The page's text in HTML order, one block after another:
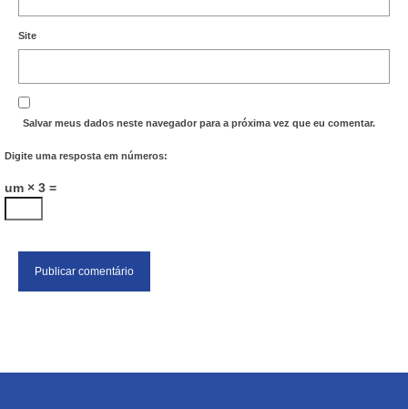
Site
Salvar meus dados neste navegador para a próxima vez que eu comentar.
Digite uma resposta em números:
um × 3 =